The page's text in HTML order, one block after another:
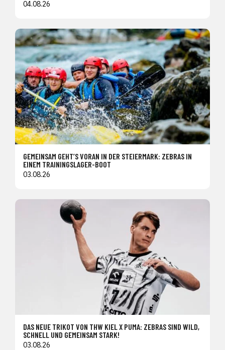
04.08.26
GEMEINSAM GEHT’S VORAN IN DER STEIERMARK: ZEBRAS IN
EINEM TRAININGSLAGER-BOOT
03.08.26
DAS NEUE TRIKOT VON THW KIEL X PUMA: ZEBRAS SIND WILD,
SCHNELL UND GEMEINSAM STARK!
03.08.26